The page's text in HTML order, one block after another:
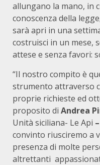
allungano la mano, in
conoscenza della
sarà apri in una
costruisci in un mese,
attese e senza favori:
“Il nostro compito è
strumento attraverso
proprie richieste ed
proposito di Andrea
Unità siciliana- Le Api
convinto riusciremo a
presenza di molte
altrettanti